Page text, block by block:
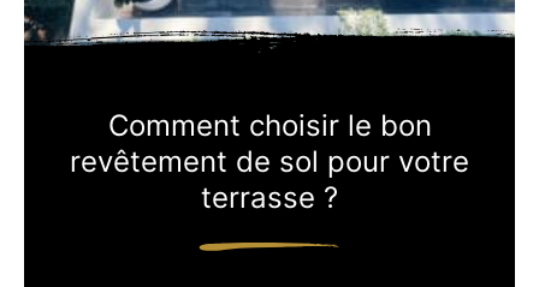
Comment choisir le bon
revêtement de sol pour votre
terrasse ?